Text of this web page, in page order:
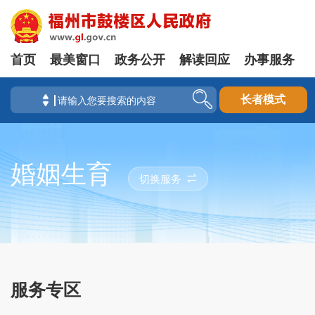
首页 最美窗口 政务公开 解读回应 办事服务
长者模式
婚姻生育 切换服务
服务专区